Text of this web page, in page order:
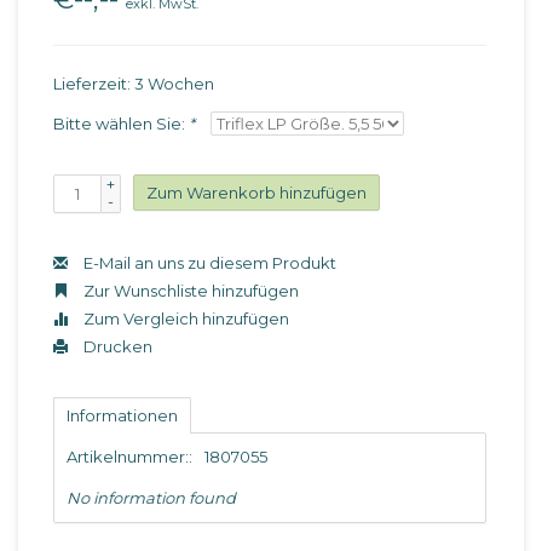
exkl. MwSt.
Lieferzeit: 3 Wochen
Bitte wählen Sie: *
+
-
Zum Warenkorb hinzufügen
E-Mail an uns zu diesem Produkt
Zur Wunschliste hinzufügen
Zum Vergleich hinzufügen
Drucken
Informationen
Artikelnummer:: 1807055
No information found